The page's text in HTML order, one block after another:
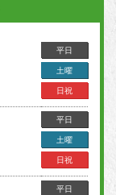
平日
土曜
日祝
平日
土曜
日祝
平日